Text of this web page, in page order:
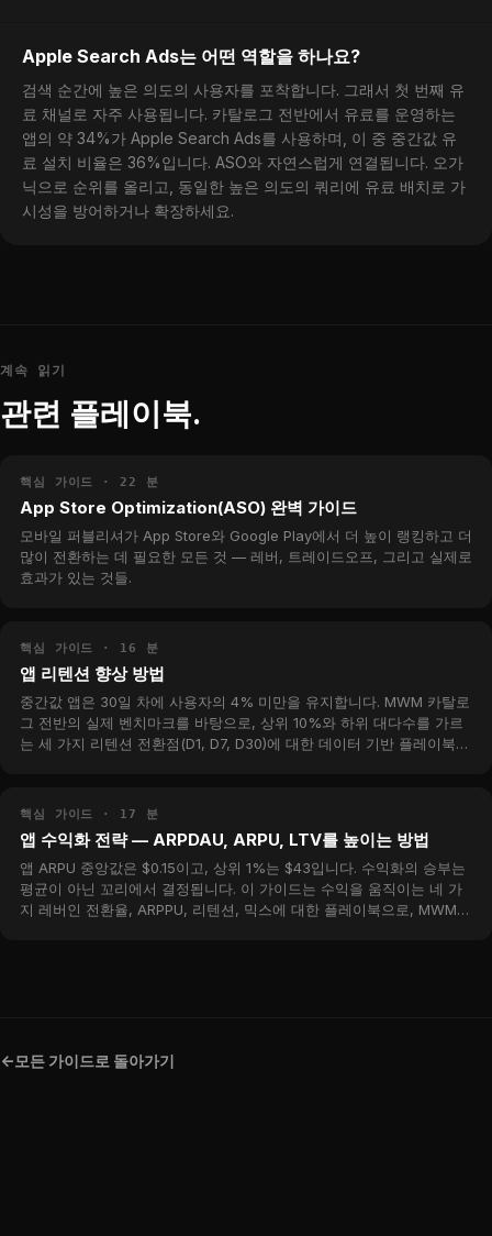
Apple Search Ads는 어떤 역할을 하나요?
검색 순간에 높은 의도의 사용자를 포착합니다. 그래서 첫 번째 유
료 채널로 자주 사용됩니다. 카탈로그 전반에서 유료를 운영하는
앱의 약 34%가 Apple Search Ads를 사용하며, 이 중 중간값 유
료 설치 비율은 36%입니다. ASO와 자연스럽게 연결됩니다. 오가
닉으로 순위를 올리고, 동일한 높은 의도의 쿼리에 유료 배치로 가
시성을 방어하거나 확장하세요.
계속 읽기
관련 플레이북.
핵심 가이드 · 22 분
App Store Optimization(ASO) 완벽 가이드
모바일 퍼블리셔가 App Store와 Google Play에서 더 높이 랭킹하고 더
많이 전환하는 데 필요한 모든 것 — 레버, 트레이드오프, 그리고 실제로
효과가 있는 것들.
핵심 가이드 · 16 분
앱 리텐션 향상 방법
중간값 앱은 30일 차에 사용자의 4% 미만을 유지합니다. MWM 카탈로
그 전반의 실제 벤치마크를 바탕으로, 상위 10%와 하위 대다수를 가르
는 세 가지 리텐션 전환점(D1, D7, D30)에 대한 데이터 기반 플레이북입
핵심 가이드 · 17 분
앱 수익화 전략 — ARPDAU, ARPU, LTV를 높이는 방법
앱 ARPU 중앙값은 $0.15이고, 상위 1%는 $43입니다. 수익화의 승부는
평균이 아닌 꼬리에서 결정됩니다. 이 가이드는 수익을 움직이는 네 가
지 레버인 전환율, ARPPU, 리텐션, 믹스에 대한 플레이북으로, MWM
<-모든 가이드로 돌아가기